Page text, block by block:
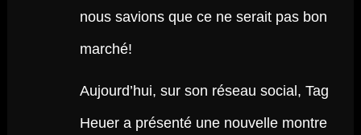
nous savions que ce ne serait pas bon
marché!
Aujourd’hui, sur son réseau social, Tag
Heuer a présenté une nouvelle montre